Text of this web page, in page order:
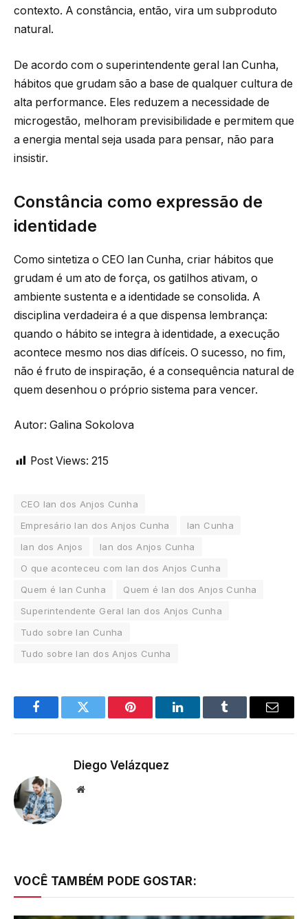
contexto. A constância, então, vira um subproduto
natural.
De acordo com o superintendente geral Ian Cunha,
hábitos que grudam são a base de qualquer cultura de
alta performance. Eles reduzem a necessidade de
microgestão, melhoram previsibilidade e permitem que
a energia mental seja usada para pensar, não para
insistir.
Constância como expressão de
identidade
Como sintetiza o CEO Ian Cunha, criar hábitos que
grudam é um ato de força, os gatilhos ativam, o
ambiente sustenta e a identidade se consolida. A
disciplina verdadeira é a que dispensa lembrança:
quando o hábito se integra à identidade, a execução
acontece mesmo nos dias difíceis. O sucesso, no fim,
não é fruto de inspiração, é a consequência natural de
quem desenhou o próprio sistema para vencer.
Autor: Galina Sokolova
Post Views: 215
CEO Ian dos Anjos Cunha
Empresário Ian dos Anjos Cunha
Ian Cunha
Ian dos Anjos
Ian dos Anjos Cunha
O que aconteceu com Ian dos Anjos Cunha
Quem é Ian Cunha
Quem é Ian dos Anjos Cunha
Superintendente Geral Ian dos Anjos Cunha
Tudo sobre Ian Cunha
Tudo sobre Ian dos Anjos Cunha
FacebookTwitter Pinterest LinkedInTumblr Email
Diego Velázquez
Website
VOCÊ TAMBÉM PODE GOSTAR: